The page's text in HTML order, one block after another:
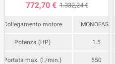
772,70 € 1.332,24 €
Collegamento motore MONOFASE
Potenza (HP) 1.5
Portata max. (l./min.) 550